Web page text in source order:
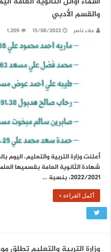
والقسم الأدبي
علاء ناصر 15/08/2022
1,209
أعلنت وزارة التربية والتعليم، اليوم
شهادة الثانوية العامة بقسميها
2022/2021، بنسبة …
أكمل القراءة »
وزارة التربية والتعليم تطلق